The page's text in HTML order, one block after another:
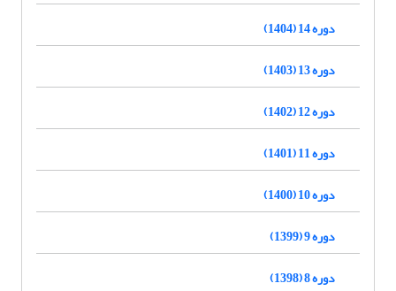
دوره 14 (1404)
دوره 13 (1403)
دوره 12 (1402)
دوره 11 (1401)
دوره 10 (1400)
دوره 9 (1399)
دوره 8 (1398)